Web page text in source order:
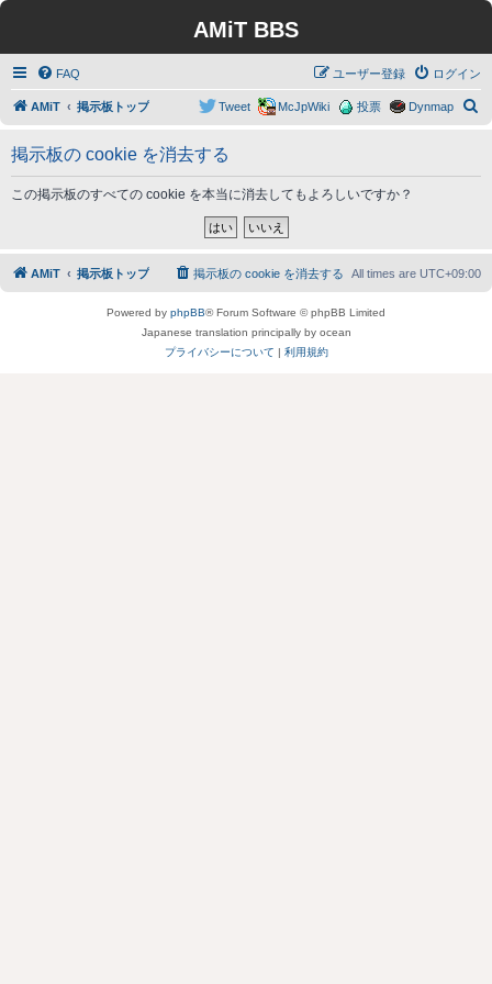
AMiT BBS
FAQ ログイン
ユーザー登録
AMiT 掲示板トップ Dynmap
投票
McJpWiki
Tweet
掲示板の cookie を消去する
この掲示板のすべての cookie を本当に消去してもよろしいですか？
AMiT 掲示板トップ All times are UTC+09:00
掲示板の cookie を消去する
Powered by phpBB® Forum Software © phpBB Limited
Japanese translation principally by ocean
プライバシーについて | 利用規約